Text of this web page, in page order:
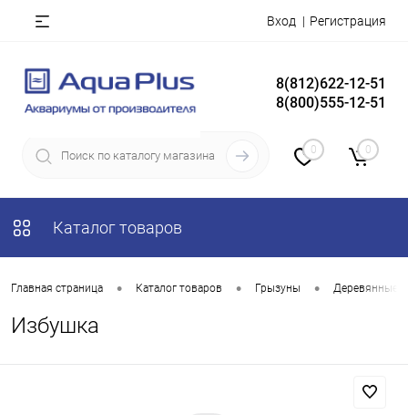
Вход Регистрация
8(812)622-12-51
8(800)555-12-51
0 0
Каталог товаров
Главная страница • Каталог товаров • Грызуны • Деревянные
Избушка